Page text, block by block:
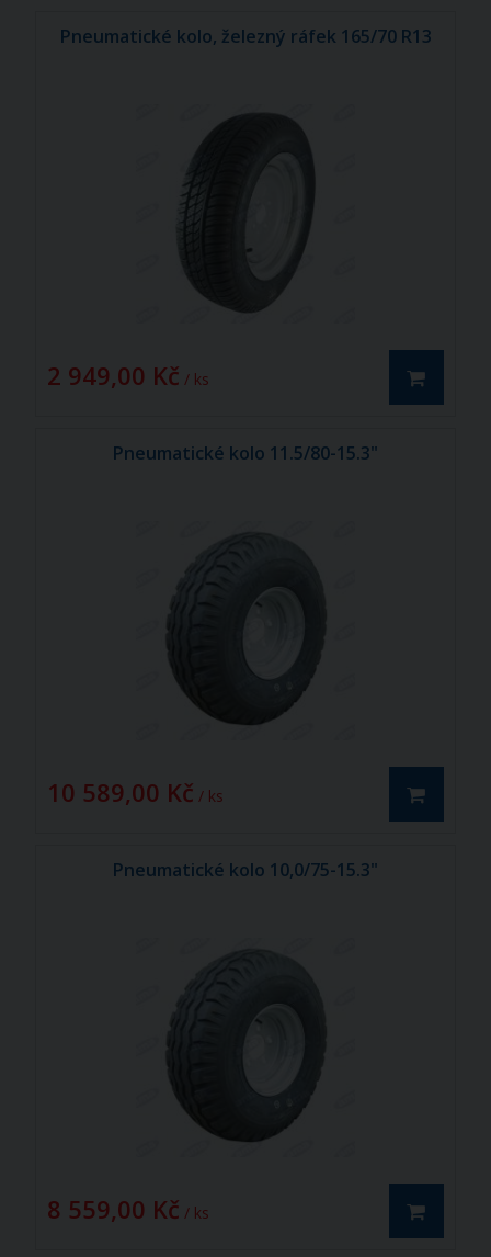
Pneumatické kolo, železný ráfek 165/70 R13
2 949,00 Kč / ks
Pneumatické kolo 11.5/80-15.3"
10 589,00 Kč / ks
Pneumatické kolo 10,0/75-15.3"
8 559,00 Kč / ks